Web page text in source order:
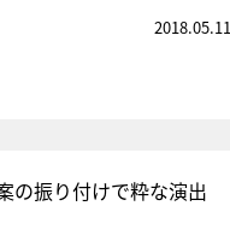
2018.05.11
の振り付けで粋な演出